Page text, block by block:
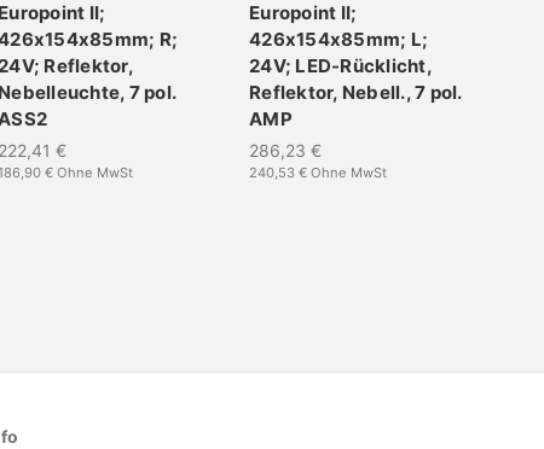
Europoint II;
R;
Reflektor,
Nebelleuchte, 7 pol.
222,41 €
€ Ohne MwSt
Europoint II;
426x154x85mm; L;
24V; LED-Rücklicht,
Reflektor, Nebell., 7 pol.
AMP
286,23 €
240,53 € Ohne MwSt